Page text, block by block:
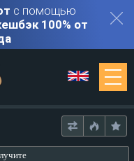
с помощью
100% от